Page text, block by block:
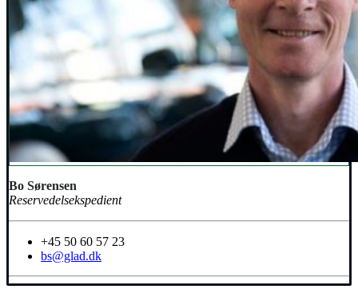
Bo Sørensen
Reservedelsekspedient
+45 50 60 57 23
bs@glad.dk